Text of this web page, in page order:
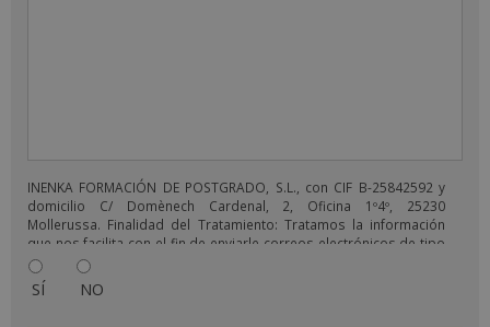
INENKA FORMACIÓN DE POSTGRADO, S.L., con CIF B-25842592 y
domicilio C/ Domènech Cardenal, 2, Oficina 1º4º, 25230
Mollerussa. Finalidad del Tratamiento: Tratamos la información
que nos facilita con el fin de enviarle correos electrónicos de tipo
comercial relacionado con los productos ofrecidos y otros tipo
de productos que fueran de su interés. Legitimación del
tratamiento: Consentimiento del interesado. Derechos: Puede
SÍ NO